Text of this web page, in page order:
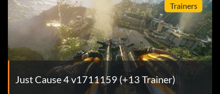
Trainers
Just Cause 4 v1711159 (+13 Trainer)